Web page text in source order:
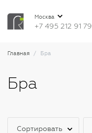
Москва
+7 495 212 91 79
Главная Бра
Бра
Сортировать